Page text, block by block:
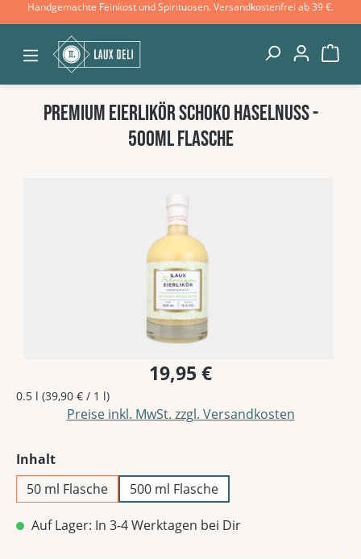
Zum Hauptinhalt springen
Handgemachte Feinkost und Spirituosen. Versandkostenfrei ab 39 €.
Premium Eierlikör Schoko Haselnuss -
500ml Flasche
19,95 €
0.5 l (39,90 € / 1 l)
Preise inkl. MwSt. zzgl. Versandkosten
Inhaltauswählen
50 ml Flasche
500 ml Flasche
Auf Lager: In 3-4 Werktagen bei Dir